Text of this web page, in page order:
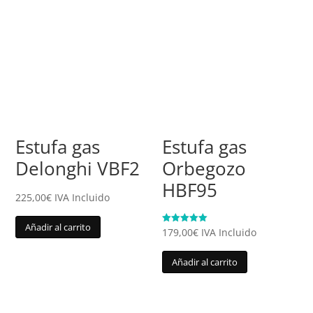
Estufa gas
Delonghi VBF2
225,00€ IVA Incluido
Añadir al carrito
Estufa gas
Orbegozo
HBF95
Valorado
con
de 5
179,00€ IVA Incluido
Añadir al carrito